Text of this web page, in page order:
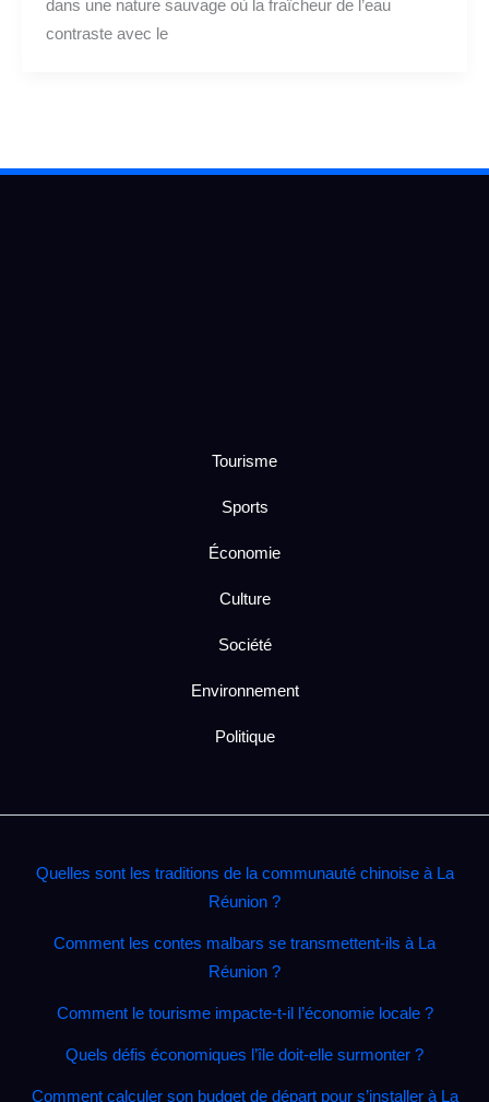
dans une nature sauvage où la fraîcheur de l’eau
contraste avec le
Tourisme
Sports
Économie
Culture
Société
Environnement
Politique
Quelles sont les traditions de la communauté chinoise à La
Réunion ?
Comment les contes malbars se transmettent‑ils à La
Réunion ?
Comment le tourisme impacte‑t‑il l’économie locale ?
Quels défis économiques l’île doit‑elle surmonter ?
Comment calculer son budget de départ pour s’installer à La